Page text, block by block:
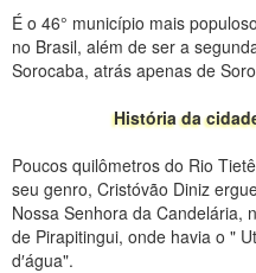
É o 46° município mais
no Brasil, além de ser a
Sorocaba, atrás apenas de
História da
Poucos quilômetros do Rio
seu genro, Cristóvão Diniz
Nossa Senhora da Candelária,
de Pirapitingui, onde havia o "
d′água".